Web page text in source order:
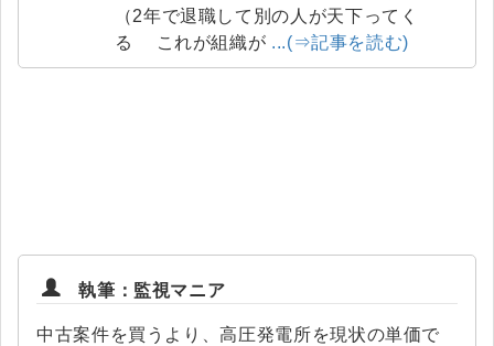
（2年で退職して別の人が天下ってく
る これが組織が ...(⇒記事を読む)
執筆：監視マニア
中古案件を買うより、高圧発電所を現状の単価で